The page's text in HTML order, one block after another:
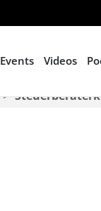
Events Videos